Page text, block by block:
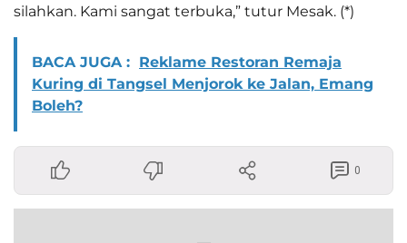
silahkan. Kami sangat terbuka,” tutur Mesak. (*)
BACA JUGA : Reklame Restoran Remaja
Kuring di Tangsel Menjorok ke Jalan, Emang
Boleh?
0